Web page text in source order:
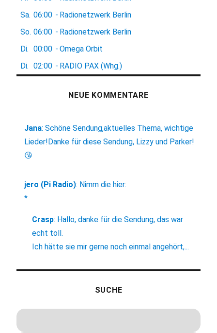
Sa. 06:00 - Radionetzwerk Berlin
So. 06:00 - Radionetzwerk Berlin
Di.
00:00 - Omega Orbit
Di.
02:00 - RADIO PAX (Whg.)
NEUE KOMMENTARE
Jana:Schöne Sendung,aktuelles Thema, wichtige
Lieder!Danke für diese Sendung, Lizzy und Parker!
😘
jero (Pi Radio): Nimm die hier:
*
Crasp: Hallo, danke für die Sendung, das war
echt toll.
Ich hätte sie mir gerne noch einmal angehört,...
SUCHE